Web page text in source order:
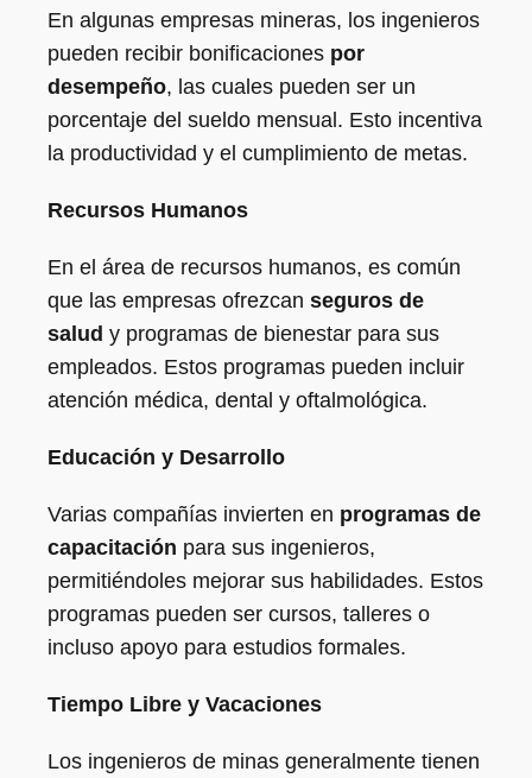
En algunas empresas mineras, los ingenieros
pueden recibir bonificaciones por
desempeño, las cuales pueden ser un
porcentaje del sueldo mensual. Esto incentiva
la productividad y el cumplimiento de metas.
Recursos Humanos
En el área de recursos humanos, es común
que las empresas ofrezcan seguros de
salud y programas de bienestar para sus
empleados. Estos programas pueden incluir
atención médica, dental y oftalmológica.
Educación y Desarrollo
Varias compañías invierten en programas de
capacitación para sus ingenieros,
permitiéndoles mejorar sus habilidades. Estos
programas pueden ser cursos, talleres o
incluso apoyo para estudios formales.
Tiempo Libre y Vacaciones
Los ingenieros de minas generalmente tienen